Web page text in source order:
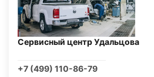
Сервисный центр Удальцова
+7 (499) 110-86-79